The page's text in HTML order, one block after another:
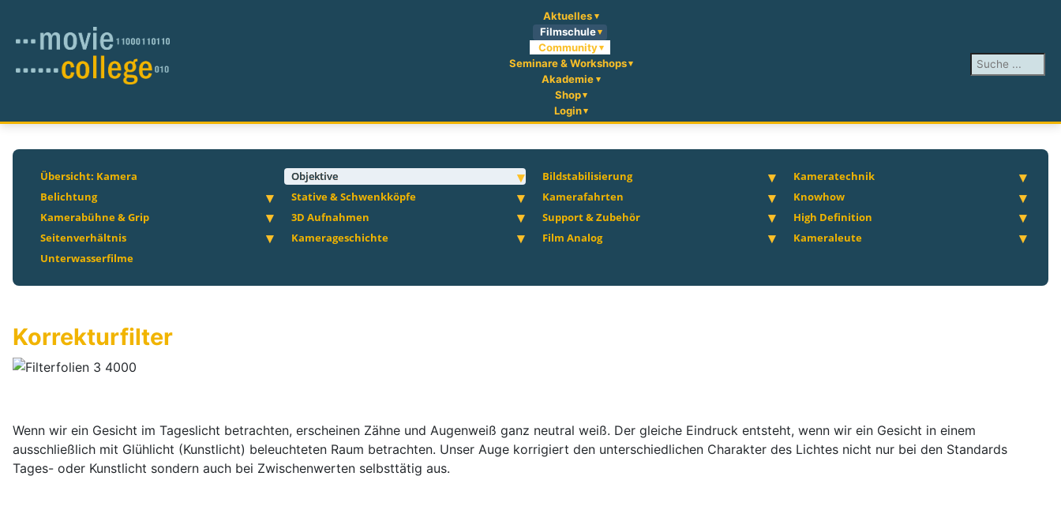
Aktuelles
Filmschule
Community
Seminare & Workshops
Akademie
Shop
Login
Suchen ...
Übersicht: Kamera Objektive Bildstabilisierung
Kameratechnik
Belichtung
Stative & Schwenkköpfe Kamerafahrten
Knowhow
Kamerabühne & Grip
3D Aufnahmen Support & Zubehör
High Definition
Seitenverhältnis
Kamerageschichte Film Analog
Kameraleute
Unterwasserfilme
Korrekturfilter
Wenn wir ein Gesicht im Tageslicht betrachten, erscheinen Zähne und Augenweiß ganz neutral weiß. Der gleiche Eindruck entsteht, wenn wir ein Gesicht in einem
ausschließlich mit Glühlicht (Kunstlicht) beleuchteten Raum betrachten. Unser Auge korrigiert den unterschiedlichen Charakter des Lichtes nicht nur bei den Standards
Tages- oder Kunstlicht sondern auch bei Zwischenwerten selbsttätig aus.